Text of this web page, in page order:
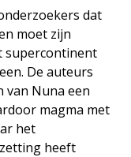
dat
moet zijn
supercontinent
De auteurs
van Nuna een
magma met
het
heeft